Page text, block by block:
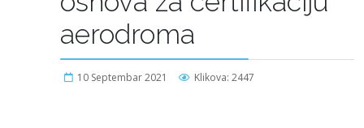
aerodroma
10 Septembar 2021 Klikova: 2447